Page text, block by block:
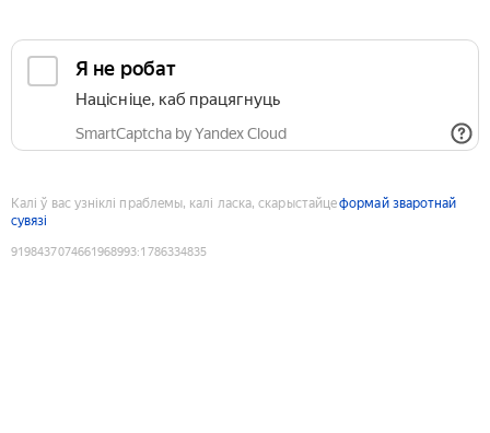
Я не робат
Націсніце, каб працягнуць
SmartCaptcha by Yandex Cloud
Калі ў вас узніклі праблемы, калі ласка, скарыстайцеформай зваротнай
сувязі
9198437074661968993:1786334835